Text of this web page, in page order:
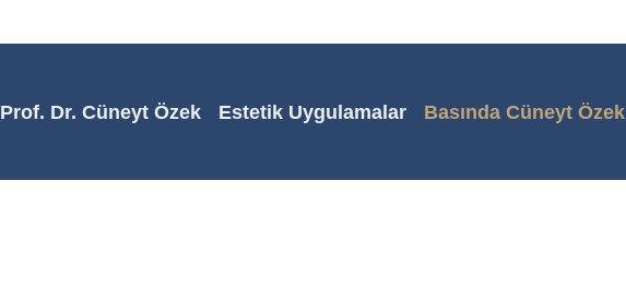
Prof. Dr. Cüneyt Özek Estetik Uygulamalar Basında Cüneyt Özek